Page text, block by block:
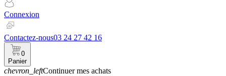
Connexion
Contactez-nous03 24 27 42 16
0
Panier
chevron_leftContinuer mes achats